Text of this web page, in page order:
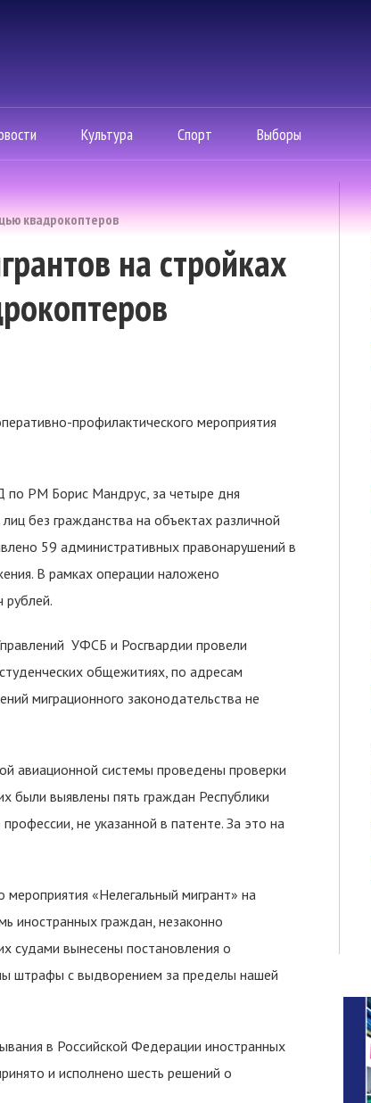
Культура Спорт Выборы
квадрокоптеров
на стройках
профилактического мероприятия
по РМ Борис Мандрус, за четыре дня
без гражданства на объектах различной
59 административных правонарушений в
В рамках операции наложено
УФСБ и Росгвардии провели
общежитиях, по адресам
миграционного законодательства не
авиационной системы проведены проверки
были выявлены пять граждан Республики
не указанной в патенте. За это на
«Нелегальный мигрант» на
иностранных граждан, незаконно
судами вынесены постановления о
штрафы с выдворением за пределы нашей
в Российской Федерации иностранных
и исполнено шесть решений о